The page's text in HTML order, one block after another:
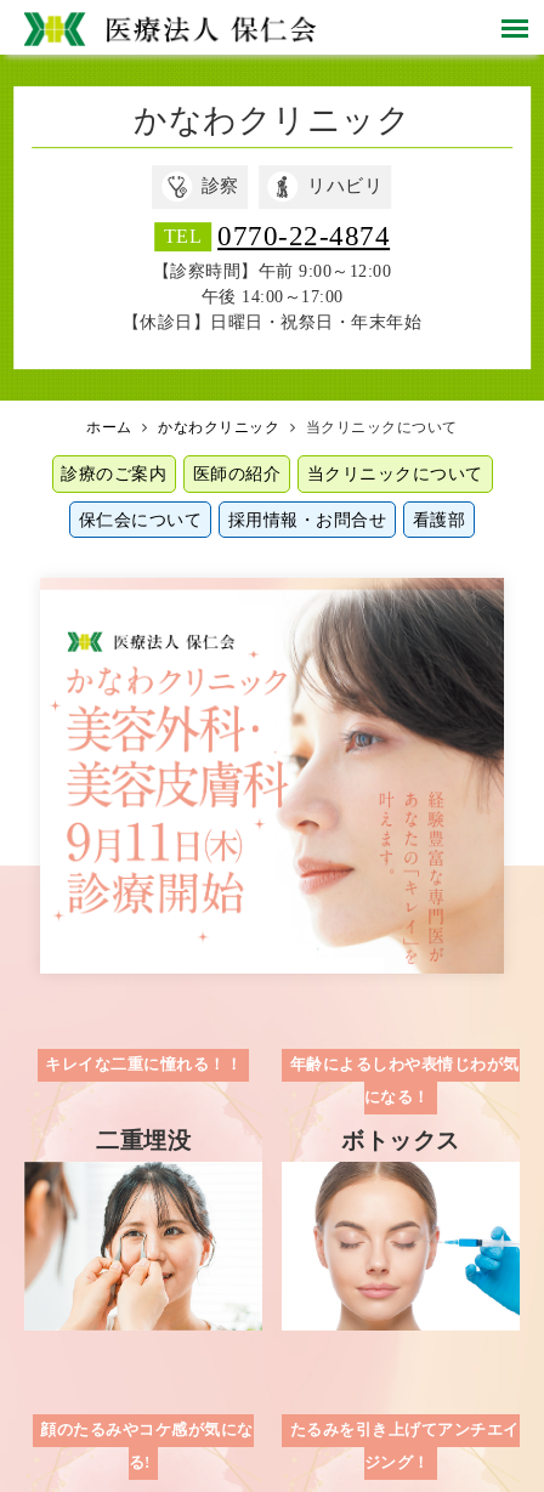
かなわクリニック
診察 リハビリ
TEL 0770-22-4874
【診察時間】午前 9:00～12:00
午後 14:00～17:00
【休診日】日曜日・祝祭日・年末年始
ホーム かなわクリニック 当クリニックについて
診療のご案内 医師の紹介 当クリニックについて
保仁会について 採用情報・お問合せ 看護部
キレイな二重に憧れる！！
二重埋没
年齢によるしわや表情じわが気
になる！
ボトックス
顔のたるみやコケ感が気にな
る!
たるみを引き上げてアンチエイ
ジング！